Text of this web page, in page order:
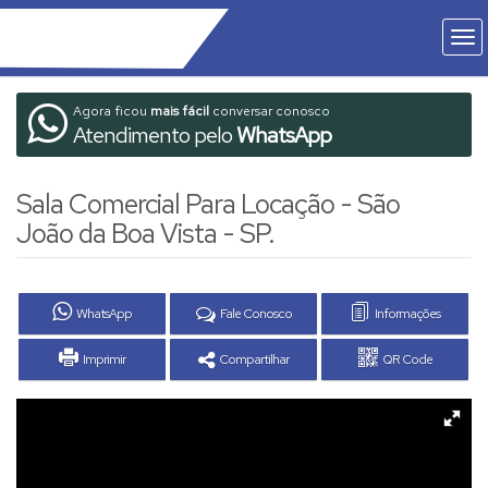
Agora ficou mais fácil conversar conosco
Atendimento peloWhatsApp
Sala Comercial Para Locação - São
João da Boa Vista - SP.
WhatsApp Fale Conosco Informações
Imprimir Compartilhar QR Code